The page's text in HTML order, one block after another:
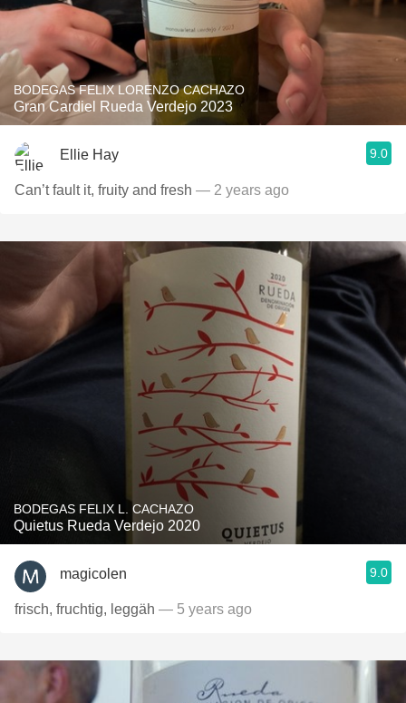
BODEGAS FELIX LORENZO CACHAZO
Gran Cardiel Rueda Verdejo 2023
Ellie Hay 9.0
Can’t fault it, fruity and fresh — 2 years ago
BODEGAS FELIX L. CACHAZO
Quietus Rueda Verdejo 2020
magicolen 9.0
frisch, fruchtig, leggäh — 5 years ago